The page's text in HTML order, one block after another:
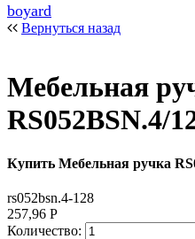
boyard
Вернуться назад
Мебельная
RS052BSN.4/
Купить Мебельная ручка
rs052bsn.4-128
257,96 Р
Количество: